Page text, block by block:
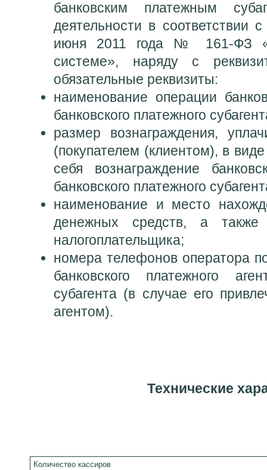
банковским платежным
деятельности в
июня 2011 года № 161-ФЗ
системе», наряду с
обязательные реквизиты:
наименование операции
банковского платежного
размер вознаграждения,
(покупателем (клиентом), в
себя вознаграждение
банковского платежного
наименование и место
денежных средств, а также
налогоплательщика;
номера телефонов оператора
банковского платежного
субагента (в случае его
агентом).
Технические
Количество кассиров